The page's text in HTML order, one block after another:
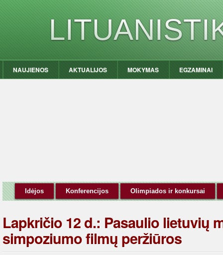
NAUJIENOS AKTUALIJOS MOKYMAS EGZAMINAI
Idėjos Konferencijos Olimpiados ir konkursai
Lapkričio 12 d.: Pasaulio lietuvių
simpoziumo filmų peržiūros